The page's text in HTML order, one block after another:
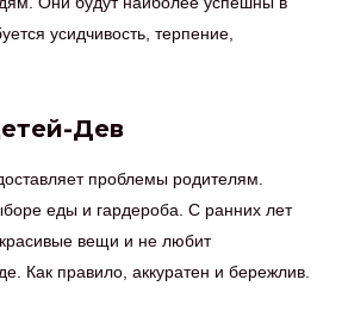
усидчивость, терпение,
Дев
проблемы родителям.
еды и гардероба. С ранних лет
вещи и не любит
Как правило, аккуратен и бережлив.